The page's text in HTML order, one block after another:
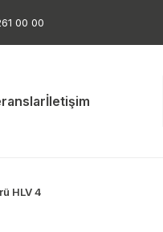
00 00
İletişim
HLV 4